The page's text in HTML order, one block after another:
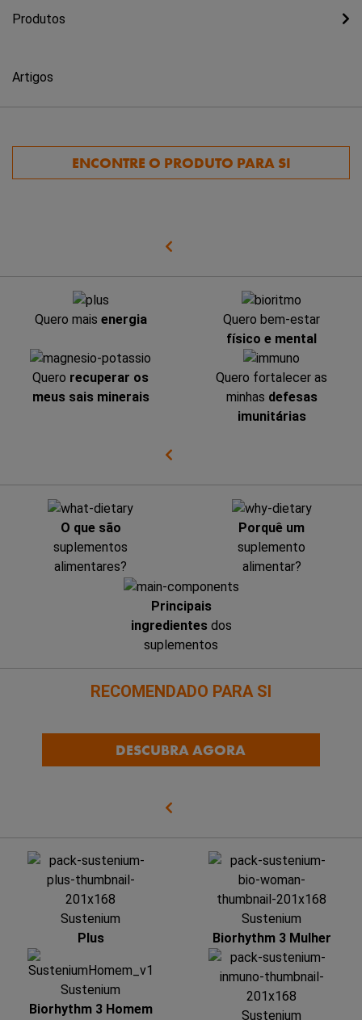
Produtos
Artigos
ENCONTRE O PRODUTO PARA SI
Quero mais energia
Quero bem-estar
físico e mental
Quero recuperar os
meus sais minerais
Quero fortalecer as
minhas defesas
imunitárias
O que são
suplementos
alimentares?
Porquê um
suplemento
alimentar?
Principais
ingredientesdos
suplementos
RECOMENDADO PARA SI
DESCUBRA AGORA
Sustenium
Plus
Sustenium
Biorhythm 3 Mulher
Sustenium
Biorhythm 3 Homem
Sustenium